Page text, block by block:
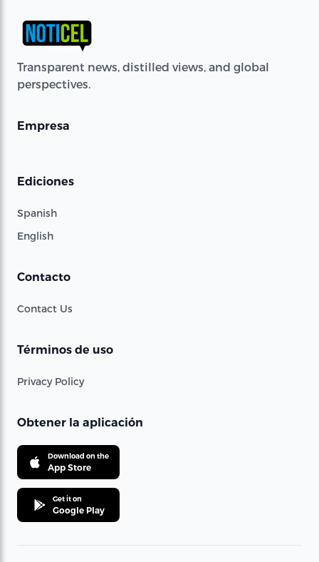
Transparent news, distilled views, and global
perspectives.
Empresa
Ediciones
Spanish
English
Contacto
Contact Us
Términos de uso
Privacy Policy
Obtener la aplicación
Download on the
App Store
Get it on
Google Play